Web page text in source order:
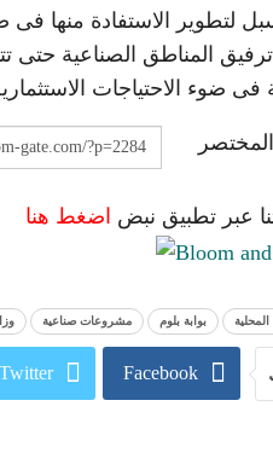
لتطوير الاستفادة منها فى
المناطق الصناعية حتى
فى ضوء الاحتياجات
عبر تطبيق نبض اضغط هنا
المحلية بوابة بلوم مشروعات صناعية
Facebook
Twitter